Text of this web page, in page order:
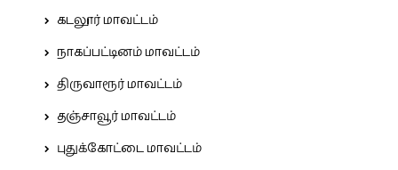
கடலூர் மாவட்டம்
நாகப்பட்டினம் மாவட்டம்
திருவாரூர் மாவட்டம்
தஞ்சாவூர் மாவட்டம்
புதுக்கோட்டை மாவட்டம்